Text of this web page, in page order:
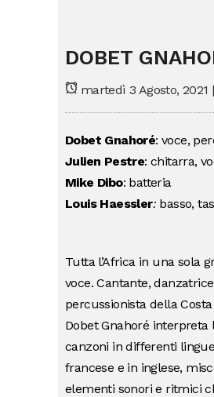
DOBET
martedì 3 Agosto, 2021
Dobet Gnahoré: voce,
Julien Pestre: chitarra,
Mike Dibo: batteria
Louis Haessler: basso,
Tutta l’Africa in una sola
voce. Cantante,
percussionista della Costa
Dobet Gnahoré interpreta
canzoni in differenti
francese e in inglese,
elementi sonori e ritmici